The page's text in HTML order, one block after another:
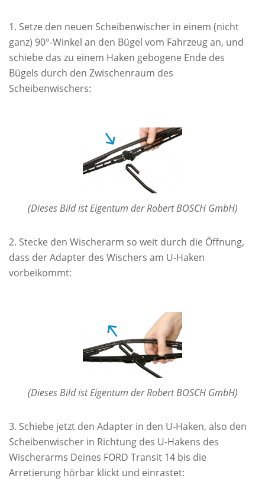
Setze den neuen Scheibenwischer in einem (nicht
ganz) 90°-Winkel an den Bügel vom Fahrzeug an, und
schiebe das zu einem Haken gebogene Ende des
Bügels durch den Zwischenraum des
Scheibenwischers:
(Dieses Bild ist Eigentum der Robert BOSCH GmbH)
Stecke den Wischerarm so weit durch die Öffnung,
dass der Adapter des Wischers am U-Haken
vorbeikommt:
(Dieses Bild ist Eigentum der Robert BOSCH GmbH)
Schiebe jetzt den Adapter in den U-Haken, also den
Scheibenwischer in Richtung des U-Hakens des
Wischerarms Deines FORD Transit 14 bis die
Arretierung hörbar klickt und einrastet: